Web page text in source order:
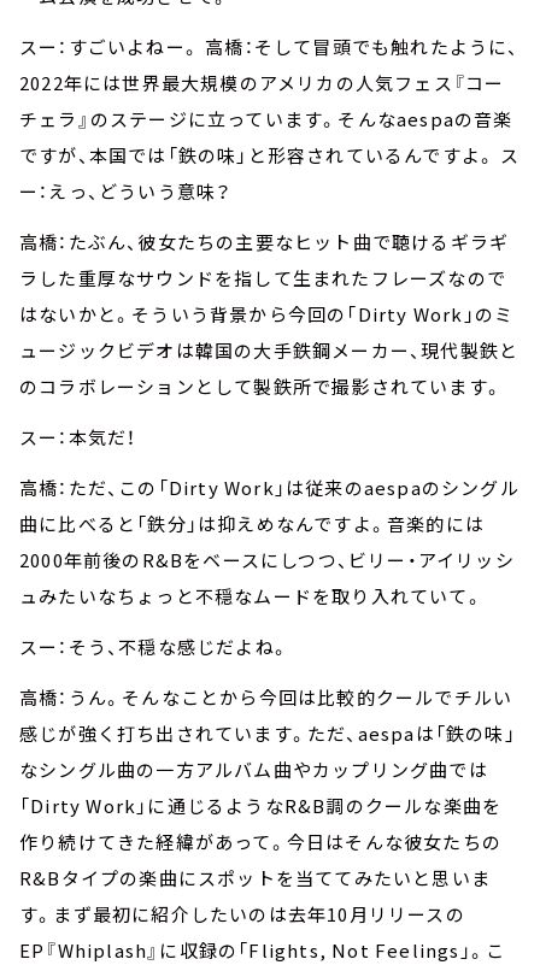
スー：すごいよねー。 高橋：そして冒頭でも触れたように、
2022年には世界最大規模のアメリカの人気フェス『コー
チェラ』のステージに立っています。そんなaespaの音楽
ですが、本国では「鉄の味」と形容されているんですよ。 ス
ー：えっ、どういう意味？
高橋：たぶん、彼女たちの主要なヒット曲で聴けるギラギ
ラした重厚なサウンドを指して生まれたフレーズなので
はないかと。そういう背景から今回の「Dirty Work」のミ
ュージックビデオは韓国の大手鉄鋼メーカー、現代製鉄と
のコラボレーションとして製鉄所で撮影されています。
スー：本気だ！
高橋：ただ、この「Dirty Work」は従来のaespaのシングル
曲に比べると「鉄分」は抑えめなんですよ。音楽的には
2000年前後のR&Bをベースにしつつ、ビリー・アイリッシ
ュみたいなちょっと不穏なムードを取り入れていて。
スー：そう、不穏な感じだよね。
高橋：うん。そんなことから今回は比較的クールでチルい
感じが強く打ち出されています。ただ、aespaは「鉄の味」
なシングル曲の一方アルバム曲やカップリング曲では
「Dirty Work」に通じるようなR&B調のクールな楽曲を
作り続けてきた経緯があって。今日はそんな彼女たちの
R&Bタイプの楽曲にスポットを当ててみたいと思いま
す。まず最初に紹介したいのは去年10月リリースの
EP『Whiplash』に収録の「Flights, Not Feelings」。こ